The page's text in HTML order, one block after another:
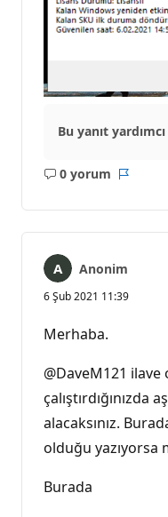
Bu yanıt
0 yorum
Açıklama
Anonim
6 Şub 2021 11:39
Merhaba.
@DaveM121
alacaksınız.
olduğu yazıyorsa
Burada